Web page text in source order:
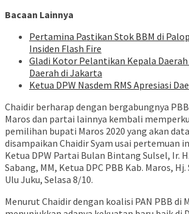
Bacaan Lainnya
Pertamina Pastikan Stok BBM di
Insiden Flash Fire
Gladi Kotor Pelantikan Kepala
Daerah di Jakarta
Ketua DPW Nasdem RMS Apresiasi
Chaidir berharap dengan bergabungnya
Maros dan partai lainnya kembali
pemilihan bupati Maros 2020 yang akan
disampaikan Chaidir Syam usai pertemuan
Ketua DPW Partai Bulan Bintang Sulsel, Ir.
Sabang, MM, Ketua DPC PBB Kab. Maros, Hj.
Ulu Juku, Selasa 8/10.
Menurut Chaidir dengan koalisi PAN PBB di